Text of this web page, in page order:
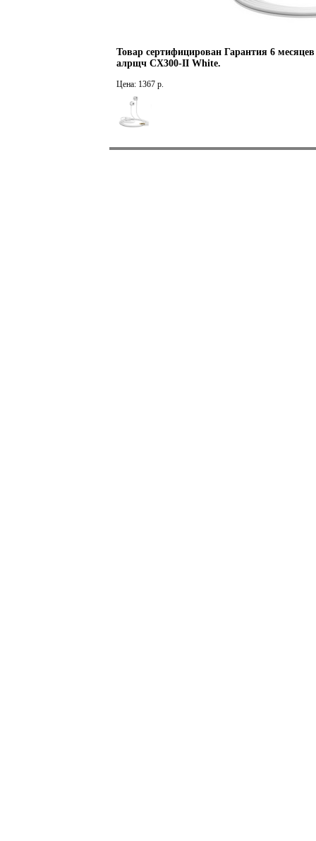
Товар сертифицирован Гарантия 6
алрщч CX300-II White.
Цена: 1367 р.